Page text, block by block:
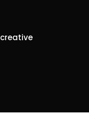
creative